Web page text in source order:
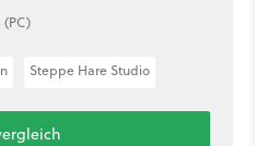
(PC)
Steppe Hare Studio